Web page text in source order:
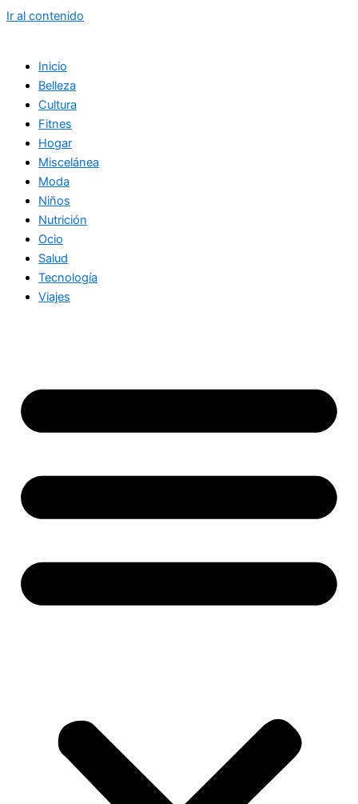
Ir al contenido
Inicio
Belleza
Cultura
Fitnes
Hogar
Miscelánea
Moda
Niños
Nutrición
Ocio
Salud
Tecnología
Viajes